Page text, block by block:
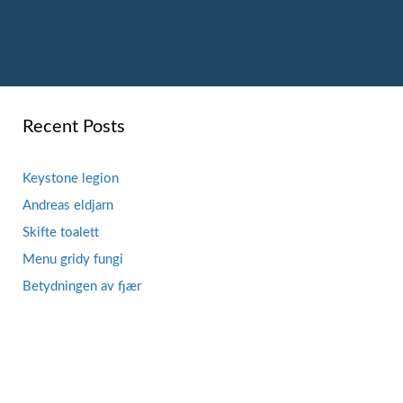
Recent Posts
Keystone legion
Andreas eldjarn
Skifte toalett
Menu gridy fungi
Betydningen av fjær